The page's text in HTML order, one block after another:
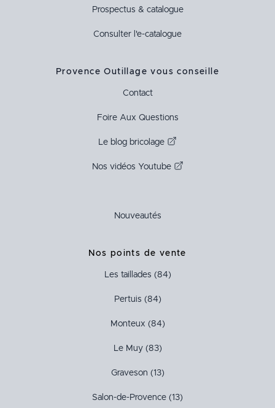
Prospectus & catalogue
Consulter l'e-catalogue
Provence Outillage vous conseille
Contact
Foire Aux Questions
Le blog bricolage
Nos vidéos Youtube
Nouveautés
Nos points de vente
Les taillades (84)
Pertuis (84)
Monteux (84)
Le Muy (83)
Graveson (13)
Salon-de-Provence (13)